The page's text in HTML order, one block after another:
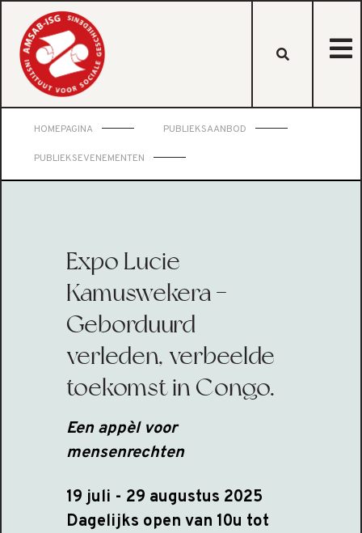
HOMEPAGINA PUBLIEKSAANBOD
PUBLIEKSEVENEMENTEN
Expo Lucie
Kamuswekera -
Geborduurd
verleden, verbeelde
toekomst in Congo.
Een appèl voor
mensenrechten
19 juli - 29 augustus 2025
Dagelijks open van 10u tot